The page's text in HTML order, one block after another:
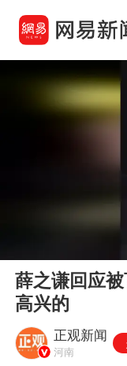
薛之谦回应
高兴的
正观新闻
河南